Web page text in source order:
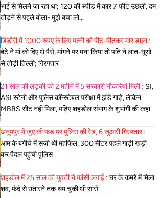
भाई से मिलने जा रहा था; 120 की स्पीड में कार 7 फीट उछली, दम
तोड़ने से पहले बोला- मुझे बचा लो...
डिंडौरी में 1000 रुपए के लिए पत्नी को पीट-पीटकर मार डाला :
बेटे ने मां को दिए थे पैसे, मांगने पर मना किया तो पति ने लात-घूसों
से तोड़ी तिल्ली; गिरफ्तार
21 साल की लड़की को 2 महीने में 5 सरकारी नौकरियां मिली : SI,
ASI स्टेनो और पुलिस कॉन्स्टेबल परीक्षा में झंडे गाड़े, लेकिन
MBBS सीट नहीं मिला, पढ़िए शहडोल संभाग के शुभांगी की कहा
अनूपपुर में जुए की फड़ पर पुलिस की रेड, 6 जुआरी गिरफ्तार :
आम के बगीचे में सजी थी महफिल, 300 मीटर पहले गाड़ी खड़ी
कर पैदल पहुंची पुलिस
शहडोल में 25 साल की युवती ने फांसी लगाई : घर के कमरे में मिला
शव, फंदे से उतारने तक थम चुकी थीं सांसें